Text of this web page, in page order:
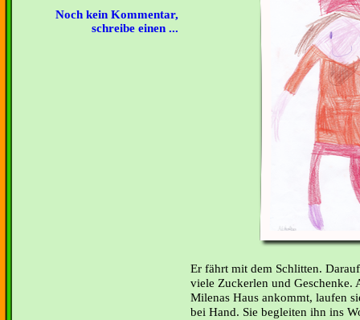
Noch kein Kommentar,
schreibe einen ...
Er fährt mit dem Schlitten.
viele Zuckerlen und
Milenas Haus ankommt, laufen
bei Hand. Sie begleiten ihn ins